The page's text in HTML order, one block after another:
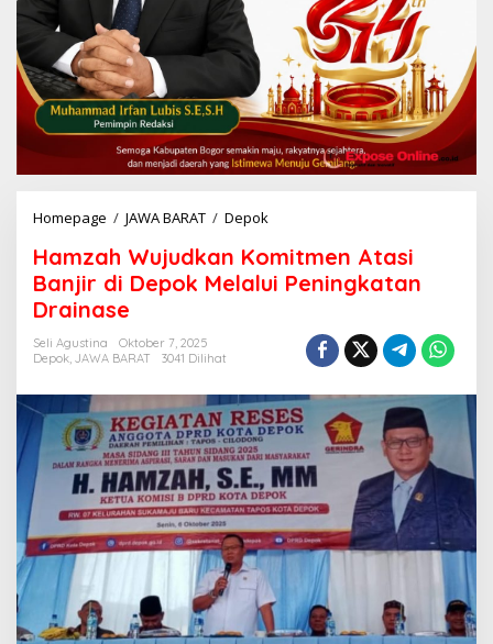
Homepage / JAWA BARAT / Depok
m
z
a
u
d
k
a
K
o
m
i
m
e
n
Hamzah Wujudkan Komitmen Atasi
Banjir di Depok Melalui Peningkatan
Drainase
Seli Agustina
Oktober 7, 2025
Depok, JAWA BARAT 3041 Dilihat